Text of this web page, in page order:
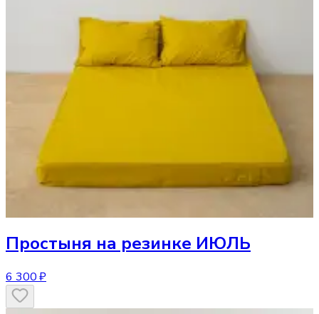
Простыня на резинке ИЮЛЬ
6 300 ₽